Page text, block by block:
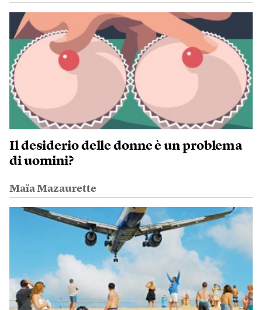
Il desiderio delle donne è un problema
di uomini?
Maïa Mazaurette